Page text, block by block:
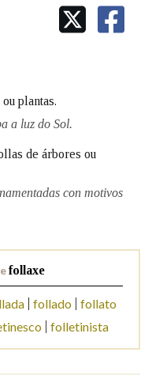
CORPORATIVA
DEL ADALID
HOMENAXEADAS
DAS LETRAS
DAS PALABRAS
plantas.
a luz do Sol.
de árbores ou
con motivos
follaxe
follado follato
folletinista